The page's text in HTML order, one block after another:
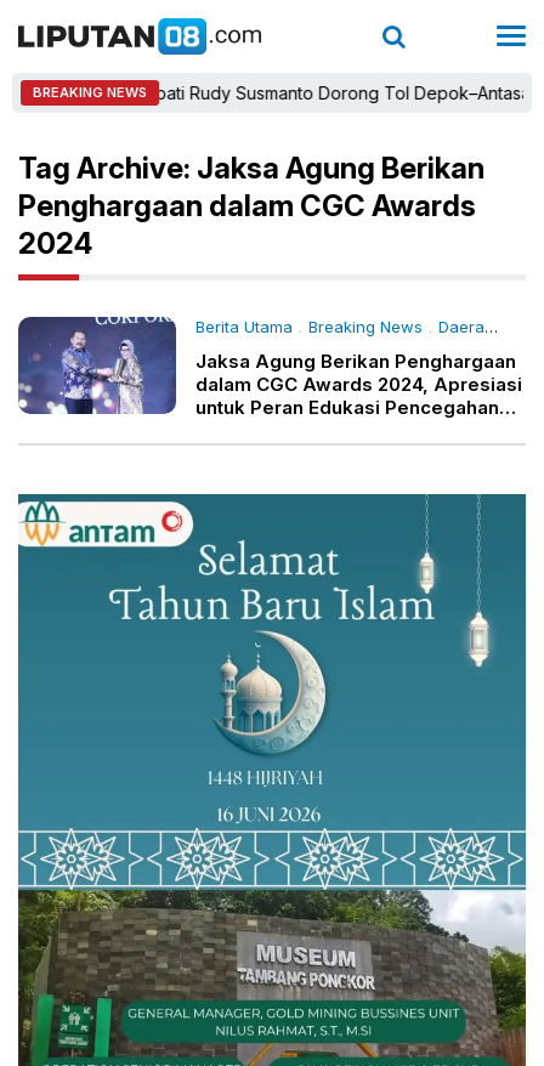
BREAKING NEWSBupati Rudy Susmanto Dorong Tol Depok–Antasari
Tag Archive: Jaksa Agung Berikan
Penghargaan dalam CGC Awards
2024
Berita Utama . Breaking News . Daerah
Jaksa Agung Berikan Penghargaan
dalam CGC Awards 2024, Apresiasi
untuk Peran Edukasi Pencegahan